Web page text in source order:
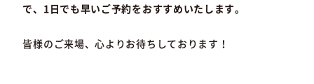
で、1日でも早いご予約をおすすめいたします。
皆様のご来場、心よりお待ちしております！